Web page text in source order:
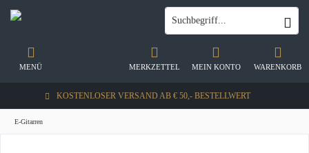
KOSTENLOSER VERSAND AB € 50,- BESTELLWERT
WARENKORB
MERKZETTEL MEIN KONTO
MENÜ
E-Gitarren